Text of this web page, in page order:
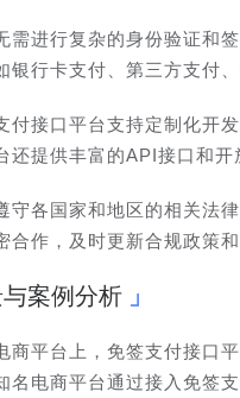
需进行复杂的身份验证和
银行卡支付、第三方支付
付接口平台支持定制化开
还提供丰富的API接口和
守各国家和地区的相关法
合作，及时更新合规政策和
案例分析
商平台上，免签支付接口
名电商平台通过接入免签